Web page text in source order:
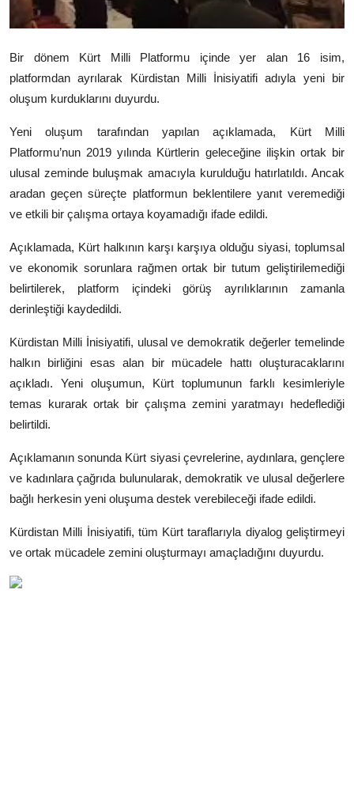
Bir dönem Kürt Milli Platformu içinde yer alan 16 isim,
platformdan ayrılarak Kürdistan Milli İnisiyatifi adıyla yeni bir
oluşum kurduklarını duyurdu.
Yeni oluşum tarafından yapılan açıklamada, Kürt Milli
Platformu’nun 2019 yılında Kürtlerin geleceğine ilişkin ortak bir
ulusal zeminde buluşmak amacıyla kurulduğu hatırlatıldı. Ancak
aradan geçen süreçte platformun beklentilere yanıt veremediği
ve etkili bir çalışma ortaya koyamadığı ifade edildi.
Açıklamada, Kürt halkının karşı karşıya olduğu siyasi, toplumsal
ve ekonomik sorunlara rağmen ortak bir tutum geliştirilemediği
belirtilerek, platform içindeki görüş ayrılıklarının zamanla
derinleştiği kaydedildi.
Kürdistan Milli İnisiyatifi, ulusal ve demokratik değerler temelinde
halkın birliğini esas alan bir mücadele hattı oluşturacaklarını
açıkladı. Yeni oluşumun, Kürt toplumunun farklı kesimleriyle
temas kurarak ortak bir çalışma zemini yaratmayı hedeflediği
belirtildi.
Açıklamanın sonunda Kürt siyasi çevrelerine, aydınlara, gençlere
ve kadınlara çağrıda bulunularak, demokratik ve ulusal değerlere
bağlı herkesin yeni oluşuma destek verebileceği ifade edildi.
Kürdistan Milli İnisiyatifi, tüm Kürt taraflarıyla diyalog geliştirmeyi
ve ortak mücadele zemini oluşturmayı amaçladığını duyurdu.